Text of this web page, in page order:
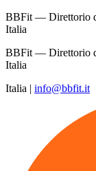
BBFit — Direttorio
Italia
BBFit — Direttorio
Italia
Italia | info@bbfit.it